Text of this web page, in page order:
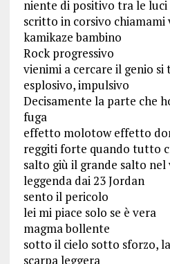
niente di positivo tra le luci
scritto in corsivo chiamami
kamikaze bambino
Rock progressivo
vienimi a cercare il genio
esplosivo, impulsivo
Decisamente la parte che
fuga
effetto molotow effetto
reggiti forte quando tutto
salto giù il grande salto
leggenda dai 23 Jordan
sento il pericolo
lei mi piace solo se è vera
magma bollente
sotto il cielo sotto sforzo,
scarpa leggera